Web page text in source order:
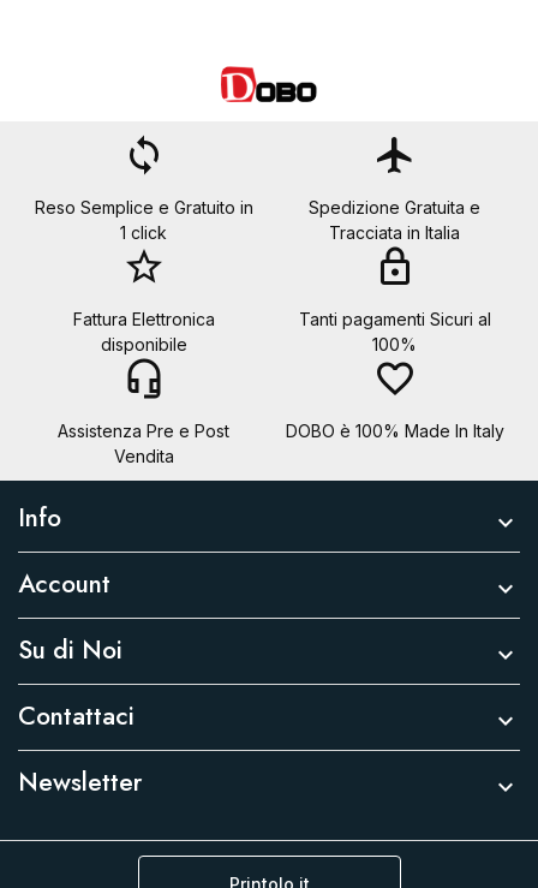
loop
Reso Semplice e Gratuito in
1 click
flight
Spedizione Gratuita e
Tracciata in Italia
star_border
Fattura Elettronica
disponibile
lock
Tanti pagamenti Sicuri al
100%
headset_mic
Assistenza Pre e Post
Vendita
favorite_border
DOBO è 100% Made In Italy
Info 
Account 
Su di Noi 
Contattaci 
Newsletter 
Printolo.it